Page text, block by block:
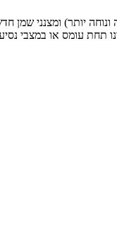
יותר) ומצנני